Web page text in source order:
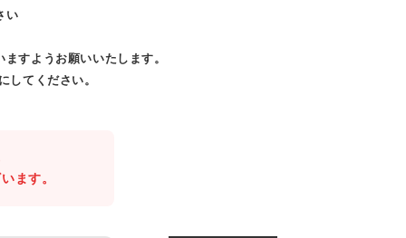
い
すようお願いいたします。
してください。
ます。